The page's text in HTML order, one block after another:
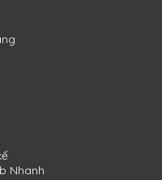
Nhanh